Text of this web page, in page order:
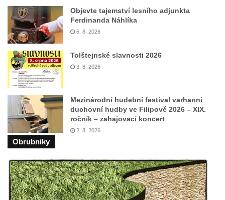
Socha žáby u rybníčku na Náměstí v
Kamenném Újezdě
Pamětní kámen družebních obcí Kamenný
Újezd a Krauchthal v parku na Náměstí v
Kamenném Újezdě
Socha na náměstí J. V. Kamarýta ve
Velešíně
Pomník J. V. Kamarýta v Krumlovské ulici ve
Velešíně
Pamětní deska arcibiskupa Micara ve
Plastika Koule v Gutenbergově ulici v
Liberci
Pamětní deska Vojtěcha Kocmicha na
Objevte tajemství lesního adjunkta
Ferdinanda Náhlíka
6. 8. 2026
Tolštejnské slavnosti 2026
3. 8. 2026
Mezinárodní hudební festival varhanní
duchovní hudby ve Filipově 2026 – XIX.
ročník – zahajovací koncert
2. 8. 2026
Obrubniky